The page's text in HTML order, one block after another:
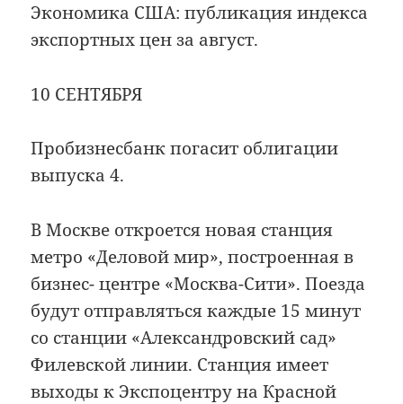
Экономика США: публикация индекса
экспортных цен за август.
10 СЕНТЯБРЯ
Пробизнесбанк погасит облигации
выпуска 4.
В Москве откроется новая станция
метро «Деловой мир», построенная в
бизнес- центре «Москва-Сити». Поезда
будут отправляться каждые 15 минут
со станции «Александровский сад»
Филевской линии. Станция имеет
выходы к Экспоцентру на Красной